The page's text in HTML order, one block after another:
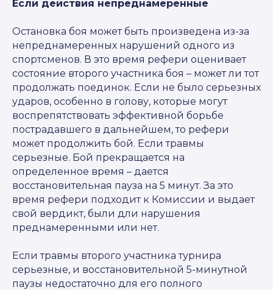
Если действия непреднамеренные
Остановка боя может быть произведена из-за
непреднамеренных нарушений одного из
спортсменов. В это время рефери оценивает
состояние второго участника боя – может ли тот
продолжать поединок. Если не было серьезных
ударов, особенно в голову, которые могут
воспрепятствовать эффективной борьбе
пострадавшего в дальнейшем, то рефери
может продолжить бой. Если травмы
серьезные. Бой прекращается на
определенное время – дается
восстановительная пауза на 5 минут. За это
время рефери подходит к Комиссии и выдает
свой вердикт, были дли нарушения
преднамеренными или нет.
Если травмы второго участника турнира
серьезные, и восстановительной 5-минутной
паузы недостаточно для его полного